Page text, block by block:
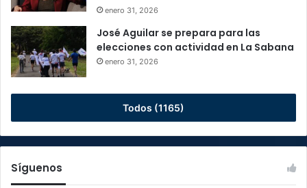
enero 31, 2026
José Aguilar se prepara para las
elecciones con actividad en La Sabana
enero 31, 2026
Todos (1165)
Síguenos